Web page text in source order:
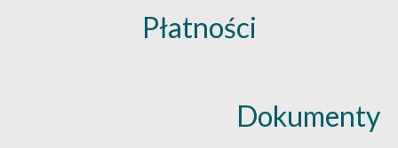
Płatności
Dokumenty